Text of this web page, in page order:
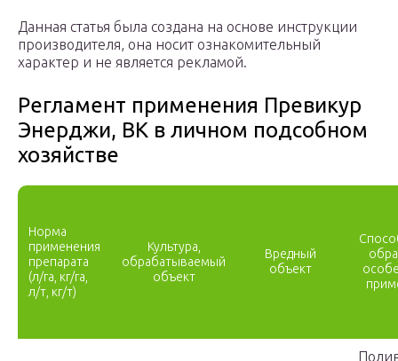
Данная статья была создана на основе инструкции
производителя, она носит ознакомительный
характер и не является рекламой.
Регламент применения Превикур
Энерджи, ВК в личном подсобном
хозяйстве
Норма
применения
препарата
(л/га, кг/га,
л/т, кг/т)
Культура,
обрабатываемый
объект
Вредный
объект